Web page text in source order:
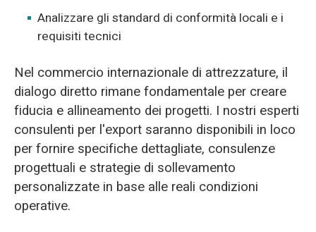
Analizzare gli standard di conformità locali e i
requisiti tecnici
Nel commercio internazionale di attrezzature, il
dialogo diretto rimane fondamentale per creare
fiducia e allineamento dei progetti. I nostri esperti
consulenti per l'export saranno disponibili in loco
per fornire specifiche dettagliate, consulenze
progettuali e strategie di sollevamento
personalizzate in base alle reali condizioni
operative.